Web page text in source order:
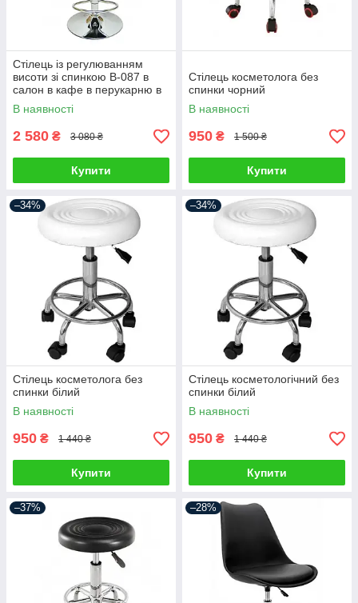
Стілець із регулюванням
висоти зі спинкою B-087 в
салон в кафе в перукарню в
офіс стільчик для салону
краси
В наявності
2 580 ₴ 3 080 ₴
Купити
Стілець косметолога без
спинки чорний
В наявності
950 ₴ 1 500 ₴
Купити
–34%
Стілець косметолога без
спинки білий
В наявності
950 ₴ 1 440 ₴
Купити
–34%
Стілець косметологічний без
спинки білий
В наявності
950 ₴ 1 440 ₴
Купити
–37% –28%